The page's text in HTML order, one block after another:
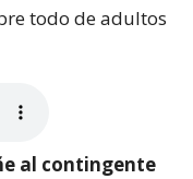
todo de adultos
al contingente